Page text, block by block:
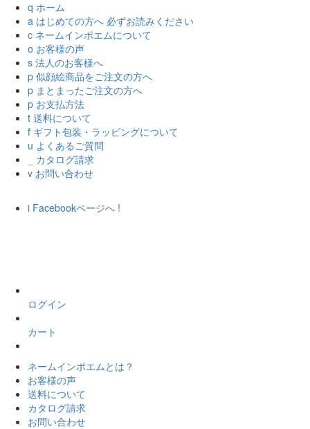
q ホーム
a はじめての方へ 必ずお読みください
c ネームインポエムについて
o お客様の声
s 法人のお客様へ
p 似顔絵商品をご注文の方へ
p まとまったご注文の方へ
p お支払方法
t 送料について
f ギフト包装・ラッピングについて
u よくあるご質問
カタログ請求
v お問い合わせ
i Facebookページへ !
ログイン
カート
ネームインポエムとは？
お客様の声
送料について
カタログ請求
お問い合わせ